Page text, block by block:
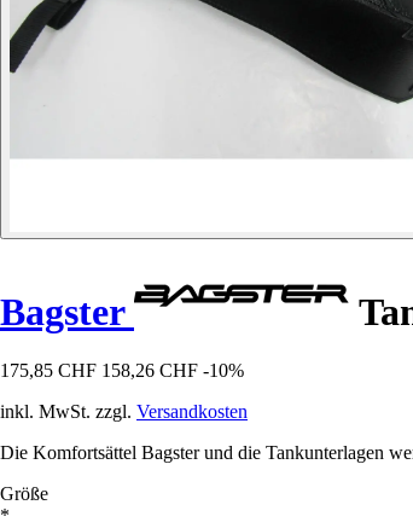
Bagster
175,85 CHF 158,26 CHF -10%
inkl. MwSt. zzgl. Versandkosten
Die Komfortsättel Bagster und die Tankunterlagen
Größe
*